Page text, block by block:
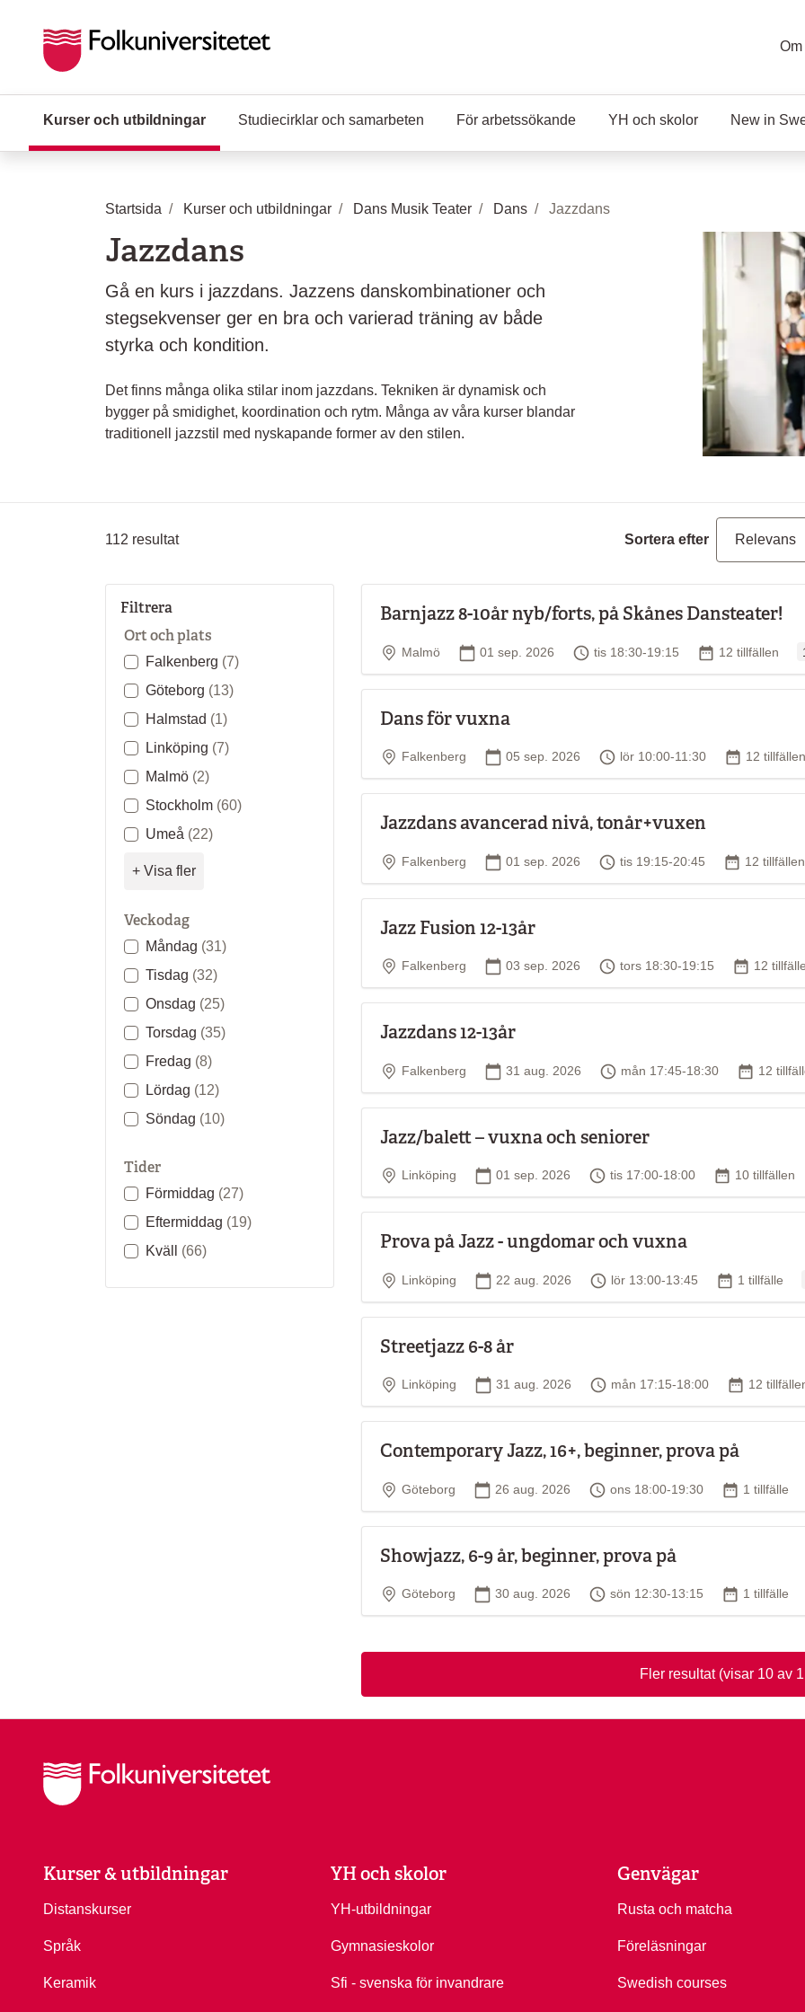
Kurser och utbildningar (Aktuell sida)
Studiecirklar och samarbeten För arbetssökande YH och skolor New in
Startsida Kurser och utbildningar Dans Musik Teater Dans Jazzdans
Jazzdans
Gå en kurs i jazzdans. Jazzens danskombinationer och
stegsekvenser ger en bra och varierad träning av både
styrka och kondition.
Det finns många olika stilar inom jazzdans. Tekniken är dynamisk och
bygger på smidighet, koordination och rytm. Många av våra kurser blandar
traditionell jazzstil med nyskapande former av den stilen.
Sortera efter
112 resultat
Filtrera
Ort och plats
Falkenberg (7)
Göteborg (13)
Halmstad (1)
Linköping (7)
Malmö (2)
Stockholm (60)
Umeå (22)
+ Visa fler
Veckodag
Måndag (31)
Tisdag (32)
Onsdag (25)
Torsdag (35)
Fredag (8)
Lördag (12)
Söndag (10)
Tider
Förmiddag (27)
Eftermiddag (19)
Kväll (66)
Barnjazz 8-10år nyb/forts, på Skånes Dansteater!
Plats
Malmö Startdatum
01 sep. 2026 Tid
tis 18:30-19:15 Antal tillfällen
12 tillfällen
Dans för vuxna
Plats
Falkenberg Startdatum
05 sep. 2026 Tid
lör 10:00-11:30 Antal
12 tillfällen
Jazzdans avancerad nivå, tonår+vuxen
Plats
Falkenberg Startdatum
01 sep. 2026 Tid
tis 19:15-20:45 Antal
12 tillfällen
Jazz Fusion 12-13år
Plats
Falkenberg Startdatum
03 sep. 2026 Tid
tors 18:30-19:15 Antal
12
Jazzdans 12-13år
Plats
Falkenberg Startdatum
31 aug. 2026 Tid
mån 17:45-18:30 Antal
12
Jazz/balett – vuxna och seniorer
Plats
Linköping Startdatum
01 sep. 2026 Tid
tis 17:00-18:00 Antal tillfällen
10 tillfällen
Prova på Jazz - ungdomar och vuxna
Plats
Linköping Startdatum
22 aug. 2026 Tid
lör 13:00-13:45 Antal
1 tillfälle
Streetjazz 6-8 år
Plats
Linköping Startdatum
31 aug. 2026 Tid
mån 17:15-18:00 Antal
12
Contemporary Jazz, 16+, beginner, prova på
Plats
Göteborg Startdatum
26 aug. 2026 Tid
ons 18:00-19:30 Antal
1 tillfälle
Showjazz, 6-9 år, beginner, prova på
Plats
Göteborg Startdatum
30 aug. 2026 Tid
sön 12:30-13:15 Antal
1 tillfälle
Fler resultat (visar 10 av
Kurser & utbildningar
Distanskurser
Språk
Keramik
YH och skolor
YH-utbildningar
Gymnasieskolor
Sfi - svenska för invandrare
Genvägar
Rusta och matcha
Föreläsningar
Swedish courses